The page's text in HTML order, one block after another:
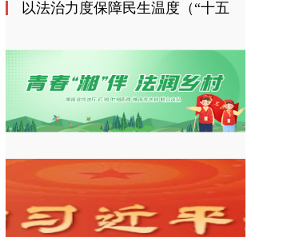
以法治力度保障民生温度（“十五
五”开好局起好步）